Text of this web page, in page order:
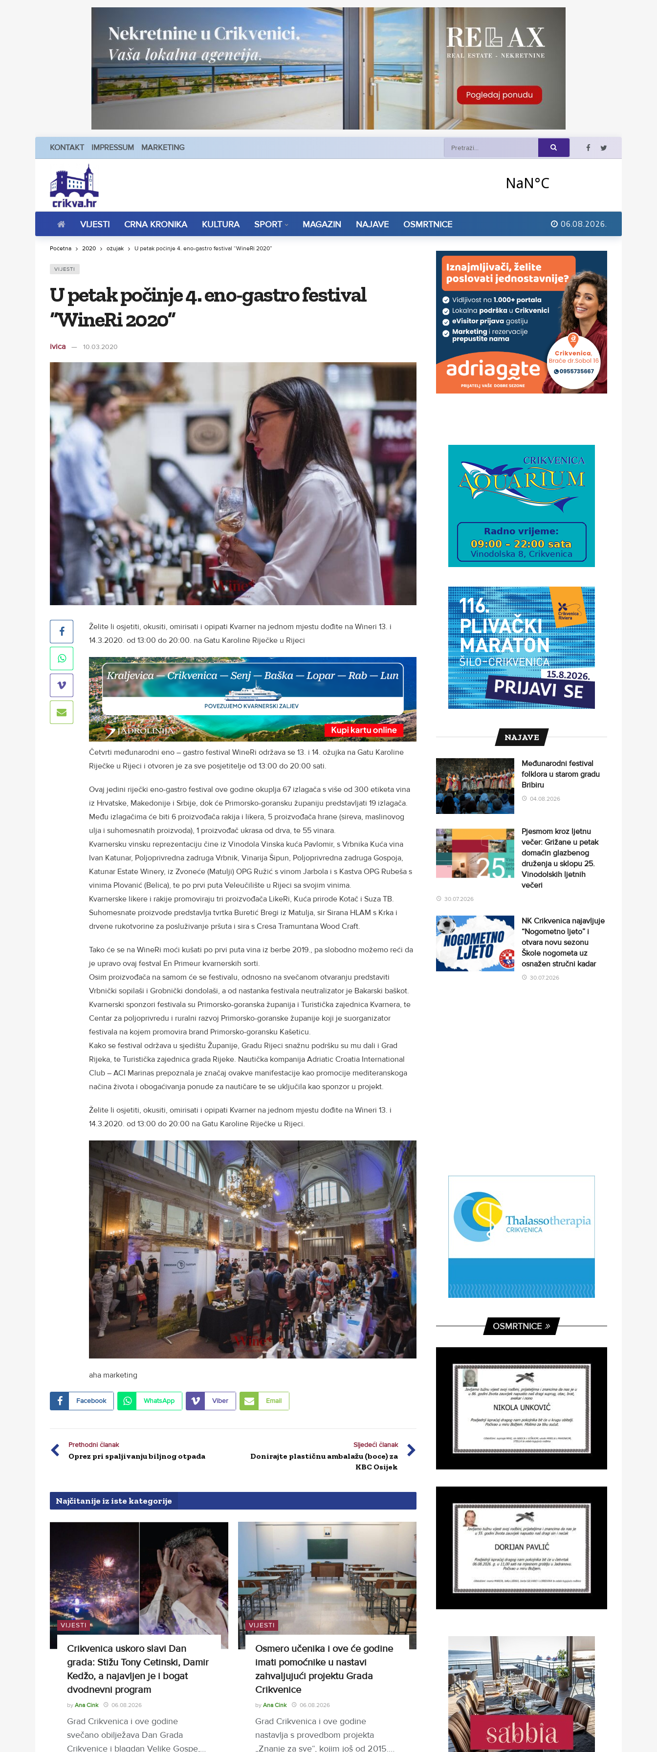
KONTAKT IMPRESSUM MARKETING
VIJESTI CRNA KRONIKA KULTURA SPORT MAGAZIN NAJAVE OSMRTNICE 06.08.2026.
Početna 2020 ožujak U petak počinje 4. eno-gastro festival “WineRi 2020”
VIJESTI
U petak počinje 4. eno-gastro festival
“WineRi 2020”
ivica 10.03.2020
Želite li osjetiti, okusiti, omirisati i opipati Kvarner na jednom mjestu dođite na Wineri 13. i
14.3.2020. od 13:00 do 20:00. na Gatu Karoline Riječke u Rijeci
Četvrti međunarodni eno – gastro festival WineRi održava se 13. i 14. ožujka na Gatu Karoline
Riječke u Rijeci i otvoren je za sve posjetitelje od 13:00 do 20:00 sati.
Ovaj jedini riječki eno-gastro festival ove godine okuplja 67 izlagača s više od 300 etiketa vina
iz Hrvatske, Makedonije i Srbije, dok će Primorsko-goransku županiju predstavljati 19 izlagača.
Među izlagačima će biti 6 proizvođača rakija i likera, 5 proizvođača hrane (sireva, maslinovog
ulja i suhomesnatih proizvoda), 1 proizvođač ukrasa od drva, te 55 vinara.
Kvarnersku vinsku reprezentaciju čine iz Vinodola Vinska kuća Pavlomir, s Vrbnika Kuća vina
Ivan Katunar, Poljoprivredna zadruga Vrbnik, Vinarija Šipun, Poljoprivredna zadruga Gospoja,
Katunar Estate Winery, iz Zvoneće (Matulji) OPG Ružić s vinom Jarbola i s Kastva OPG Rubeša s
vinima Plovanić (Belica), te po prvi puta Veleučilište u Rijeci sa svojim vinima.
Kvarnerske likere i rakije promoviraju tri proizvođača LikeRi, Kuća prirode Kotač i Suza TB.
Suhomesnate proizvode predstavlja tvrtka Buretić Bregi iz Matulja, sir Sirana HLAM s Krka i
drvene rukotvorine za posluživanje pršuta i sira s Cresa Tramuntana Wood Craft.
Tako će se na WineRi moći kušati po prvi puta vina iz berbe 2019., pa slobodno možemo reći da
je upravo ovaj festval En Primeur kvarnerskih sorti.
Osim proizvođača na samom će se festivalu, odnosno na svečanom otvaranju predstaviti
Vrbnički sopilaši i Grobnički dondolaši, a od nastanka festivala neutralizator je Bakarski baškot.
Kvarnerski sponzori festivala su Primorsko-goranska županija i Turistička zajednica Kvarnera, te
Centar za poljoprivredu i ruralni razvoj Primorsko-goranske županije koji je suorganizator
festivala na kojem promovira brand Primorsko-goransku Kašeticu.
Kako se festival održava u sjedištu Županije, Gradu Rijeci snažnu podršku su mu dali i Grad
Rijeka, te Turistička zajednica grada Rijeke. Nautička kompanija Adriatic Croatia International
Club – ACI Marinas prepoznala je značaj ovakve manifestacije kao promocije mediteranskoga
načina života i obogaćivanja ponude za nautičare te se uključila kao sponzor u projekt.
Želite li osjetiti, okusiti, omirisati i opipati Kvarner na jednom mjestu dođite na Wineri 13. i
14.3.2020. od 13:00 do 20:00 na Gatu Karoline Riječke u Rijeci.
aha marketing
Facebook WhatsApp Viber Email
Prethodni članak
Oprez pri spaljivanju biljnog otpada
Sljedeći članak
Donirajte plastičnu ambalažu (boce) za
KBC Osijek
Najčitanije iz iste kategorije
VIJESTI
Crikvenica uskoro slavi Dan
grada: Stižu Tony Cetinski, Damir
Kedžo, a najavljen je i bogat
dvodnevni program
by Ana Cink 06.08.2026
Grad Crikvenica i ove godine
svečano obilježava Dan Grada
Crikvenice i blagdan Velike Gospe,…
VIJESTI
Osmero učenika i ove će godine
imati pomoćnike u nastavi
zahvaljujući projektu Grada
Crikvenice
by Ana Cink 06.08.2026
Grad Crikvenica i ove godine
nastavlja s provedbom projekta
„Znanje za sve“, kojim još od 2015.…
NAJAVE
Međunarodni festival
folklora u starom gradu
Bribiru
04.08.2026
Pjesmom kroz ljetnu
večer: Grižane u petak
domaćin glazbenog
druženja u sklopu 25.
Vinodolskih ljetnih
večeri
30.07.2026
NK Crikvenica najavljuje
“Nogometno ljeto” i
otvara novu sezonu
Škole nogometa uz
osnažen stručni kadar
30.07.2026
OSMRTNICE